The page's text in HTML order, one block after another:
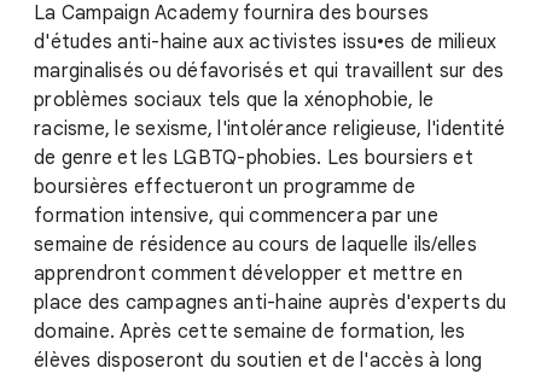
La Campaign Academy fournira des bourses
d'études anti-haine aux activistes issu•es de milieux
marginalisés ou défavorisés et qui travaillent sur des
problèmes sociaux tels que la xénophobie, le
racisme, le sexisme, l'intolérance religieuse, l'identité
de genre et les LGBTQ-phobies. Les boursiers et
boursières effectueront un programme de
formation intensive, qui commencera par une
semaine de résidence au cours de laquelle ils/elles
apprendront comment développer et mettre en
place des campagnes anti-haine auprès d'experts du
domaine. Après cette semaine de formation, les
élèves disposeront du soutien et de l'accès à long